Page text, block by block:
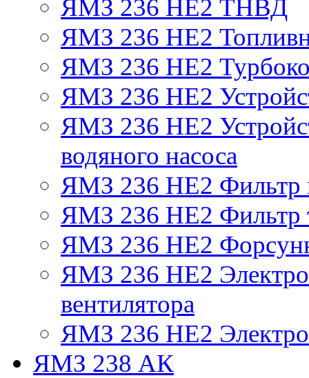
ЯМЗ 236 НЕ2 ТНВД
ЯМЗ 236 НЕ2
ЯМЗ 236 НЕ2
ЯМЗ 236 НЕ2
ЯМЗ 236 НЕ2
водяного насоса
ЯМЗ 236 НЕ2 Фильтр
ЯМЗ 236 НЕ2 Фильтр
ЯМЗ 236 НЕ2
ЯМЗ 236 НЕ2
вентилятора
ЯМЗ 236 НЕ2
ЯМЗ 238 АК